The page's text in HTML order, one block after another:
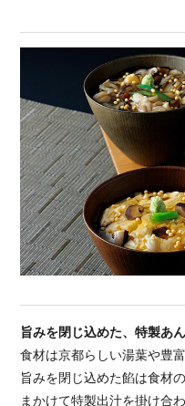
旨みを閉じ込めた、特製あ
食材は京都らしい湯葉や豊
旨みを閉じ込めた餡は食材
まかけて特製出汁を掛け合